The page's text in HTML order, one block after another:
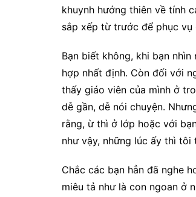
khuynh hướng thiên về tính
sắp xếp từ trước để phục vụ
Bạn biết không, khi bạn
hợp nhất định. Còn đối với
thấy giáo viên của mình ở
dễ gần, dễ nói chuyện.
rằng, ừ thì ở lớp hoặc với
như vậy, những lúc ấy thì tôi
Chắc các bạn hẳn đã nghe
miêu tả như là con ngoan ở